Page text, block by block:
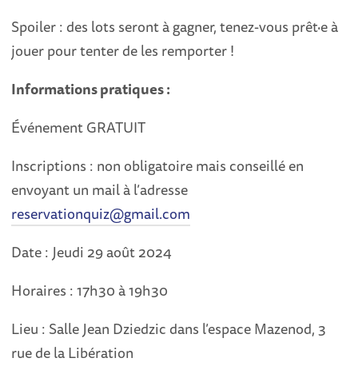
Spoiler : des lots seront à gagner, tenez-vous prêt·e à
jouer pour tenter de les remporter !
Informations pratiques :
Événement GRATUIT
Inscriptions : non obligatoire mais conseillé en
envoyant un mail à l’adresse
reservationquiz@gmail.com
Date : Jeudi 29 août 2024
Horaires : 17h30 à 19h30
Lieu : Salle Jean Dziedzic dans l’espace Mazenod, 3
rue de la Libération